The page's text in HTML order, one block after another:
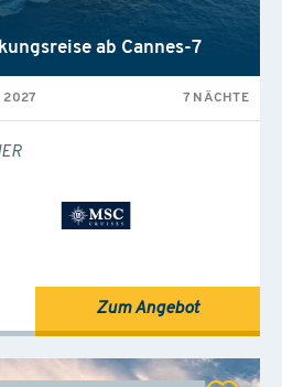
ab Cannes-7
2027 7 NÄCHTE
Zum Angebot